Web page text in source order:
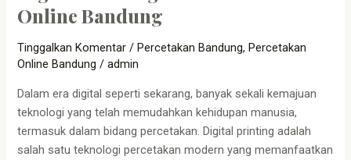
Online Bandung
Tinggalkan Komentar / Percetakan Bandung, Percetakan
Online Bandung /admin
Dalam era digital seperti sekarang, banyak sekali kemajuan
teknologi yang telah memudahkan kehidupan manusia,
termasuk dalam bidang percetakan. Digital printing adalah
salah satu teknologi percetakan modern yang memanfaatkan
Printing
di
Percetakan
Online